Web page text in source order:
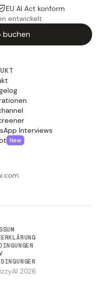
EU AI Act konform
entwickelt
buchen
Interviews
New
2026